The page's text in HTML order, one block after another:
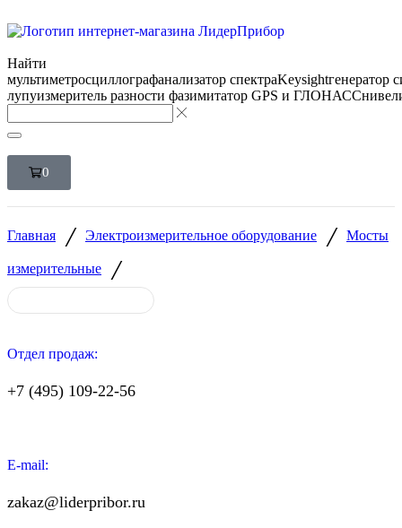
Найти
мультиметросциллографанализатор спектраKeysightгенератор
лупуизмеритель разности фазимитатор GPS и ГЛОНАСС
0
Главная / Электроизмерительное оборудование / Мосты
измерительные /
Отдел продаж:
+7 (495) 109-22-56
E-mail:
zakaz@liderpribor.ru